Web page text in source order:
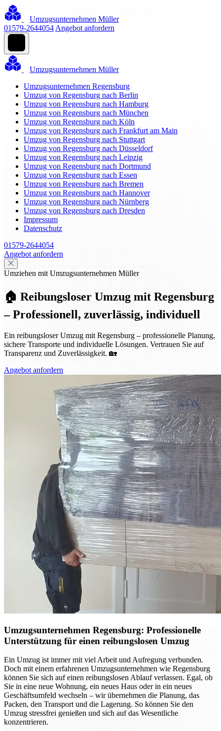
Umzugsunternehmen Müller
01579-2644054 Angebot anfordern
Umzugsunternehmen Müller
Umzugsunternehmen Regensburg
Umzug von Regensburg nach Berlin
Umzug von Regensburg nach Hamburg
Umzug von Regensburg nach München
Umzug von Regensburg nach Köln
Umzug von Regensburg nach Frankfurt am Main
Umzug von Regensburg nach Stuttgart
Umzug von Regensburg nach Düsseldorf
Umzug von Regensburg nach Leipzig
Umzug von Regensburg nach Dortmund
Umzug von Regensburg nach Essen
Umzug von Regensburg nach Bremen
Umzug von Regensburg nach Hannover
Umzug von Regensburg nach Nürnberg
Umzug von Regensburg nach Dresden
Impressum
Datenschutz
01579-2644054
Angebot anfordern
Umziehen mit Umzugsunternehmen Müller
🏠 Reibungsloser Umzug mit Regensburg
– Professionell, zuverlässig, individuell
Ein reibungsloser Umzug mit Regensburg – professionelle Planung,
sichere Transporte und individuelle Lösungen. Vertrauen Sie auf
Transparenz und Zuverlässigkeit. 🏡
Angebot anfordern
Umzugsunternehmen Regensburg: Professionelle
Unterstützung für einen reibungslosen Umzug
Ein Umzug ist immer mit viel Arbeit und Aufregung verbunden.
Doch mit einem erfahrenen Umzugsunternehmen wie Regensburg
können Sie sich auf einen reibungslosen Ablauf verlassen. Egal, ob
Sie in eine neue Wohnung, ein neues Haus oder in ein neues
Geschäftsumfeld wechseln – wir übernehmen die Planung, das
Packen, den Transport und die Lagerung. So können Sie den
Umzug stressfrei genießen und sich auf das Wesentliche
konzentrieren.